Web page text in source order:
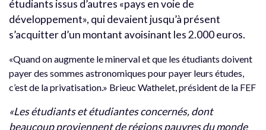
étudiants issus d’autres «pays en voie de
développement», qui devaient jusqu’à présent
s’acquitter d’un montant avoisinant les 2.000 euros.
«Quand on augmente le minerval et que les étudiants doivent
payer des sommes astronomiques pour payer leurs études,
c’est de la privatisation.» Brieuc Wathelet, président de la FEF
«Les étudiants et étudiantes concernés, dont
beaucoup proviennent de régions pauvres du monde